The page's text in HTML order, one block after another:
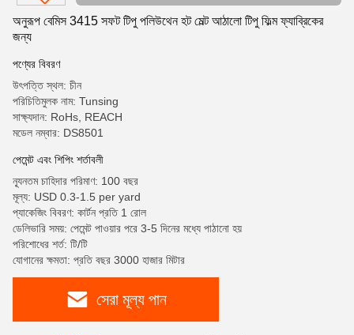
অনুরূপ বেমিস 3415 সফট টিপু পলিউথেন হট মেল্ট আঠালো টিপু ফিল্ম ফ্যাব্রিকের
জন্য
পণ্যের বিবরণ
উৎপত্তি স্থল: চীন
পরিচিতিমুলক নাম: Tunsing
সাক্ষ্যদান: RoHs, REACH
মডেল নম্বার: DS8501
পেমেন্ট এবং শিপিং শর্তাবলী
ন্যূনতম চাহিদার পরিমাণ: 100 বছর
মূল্য: USD 0.3-1.5 per yard
প্যাকেজিং বিবরণ: কার্টন প্রতি 1 রোল
ডেলিভারি সময়: পেমেন্ট পাওয়ার পরে 3-5 দিনের মধ্যে পাঠানো হয়
পরিশোধের শর্ত: টি/টি
যোগানের ক্ষমতা: প্রতি বছর 3000 হাজার মিটার
সেরা মূল্য পান